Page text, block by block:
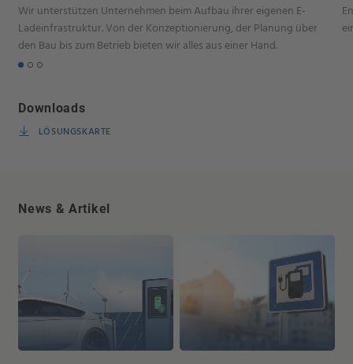
Wir unterstützen Unternehmen beim Aufbau ihrer eigenen E-
Ladeinfrastruktur. Von der Konzeptionierung, der Planung über
den Bau bis zum Betrieb bieten wir alles aus einer Hand.
Downloads
LÖSUNGSKARTE
News & Artikel